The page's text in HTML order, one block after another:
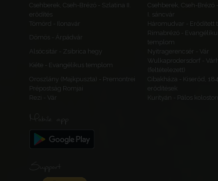
Csehberek, Cseh-Brézó - Szlatina II.
erődítés
Csehberek, Cseh-Brézó
I. sáncvár
Tömörd - Ilonavár
Háromudvar - Erődített
Dömös - Árpádvár
Rimabrézó -
templom
Alsócsitár - Zsibrica hegy
Nyitragerencsér - Vár
Kiéte - Evangélikus templom
Wulkaprodersdorf -
(feltételezett)
Oroszlány (Majkpuszta) - Premontrei
Prépostság Romjai
Cibakháza - Kiserőd,
erődítések
Rezi - Vár
Kurityán - Pálos
Mobile app
Support